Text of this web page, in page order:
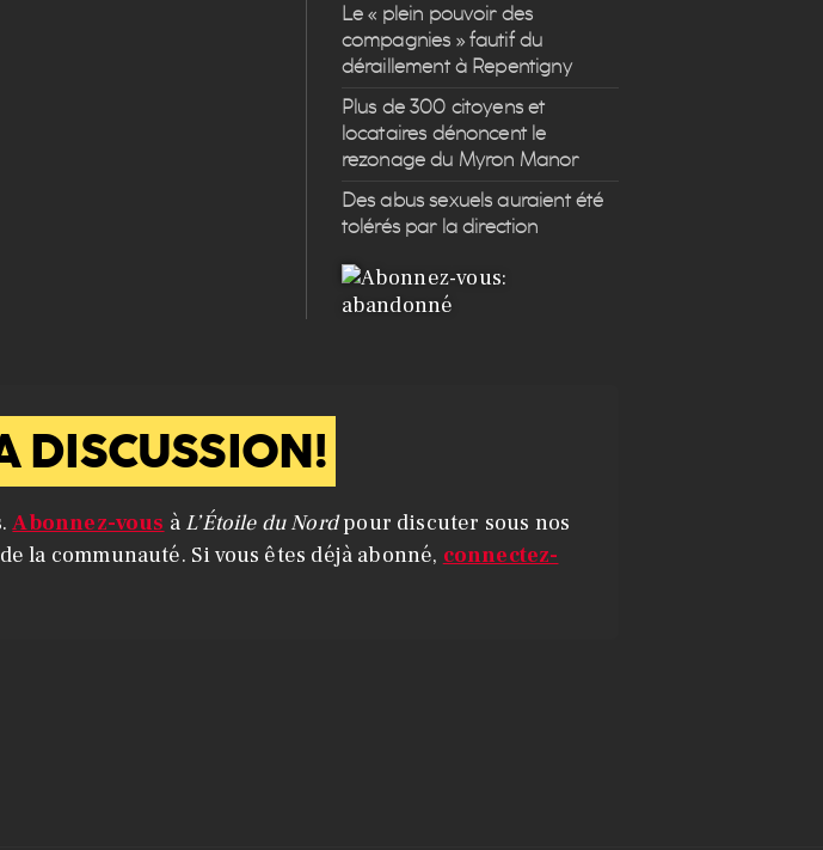
Le « plein pouvoir des
compagnies » fautif du
déraillement à Repentigny
Plus de 300 citoyens et
locataires dénoncent le
rezonage du Myron Manor
Des abus sexuels auraient été
tolérés par la direction
DISCUSSION!
Abonnez-vous à L’Étoile du Nordpour discuter sous nos
la communauté. Si vous êtes déjà abonné, connectez-